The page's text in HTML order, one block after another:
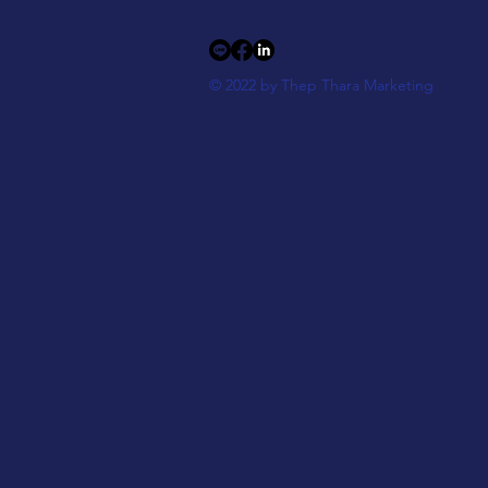
© 2022 by Thep Thara Marketing